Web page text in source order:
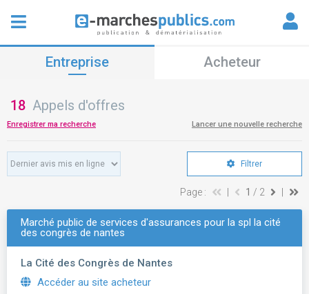
Entreprise Acheteur
18 Appels d'offres
Enregistrer ma recherche Lancer une nouvelle recherche
Filtrer
Page : 1 / 2
Marché public de services d'assurances pour la spl la cité
des congrès de nantes
La Cité des Congrès de Nantes
Accéder au site acheteur